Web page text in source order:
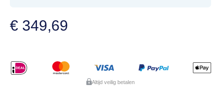
€ 349,69
Altijd veilig betalen